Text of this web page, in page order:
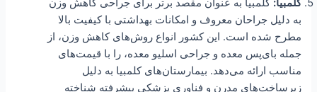
کلمبیا: کلمبیا به عنوان مقصد برتر برای جراحی کاهش وزن
به دلیل جراحان معروف و امکانات بهداشتی با کیفیت بالا
مطرح شده است. این کشور انواع روش‌های کاهش وزن، از
جمله بای‌پس معده و جراحی اسلیو معده، را با قیمت‌های
مناسب ارائه می‌دهد. بیمارستان‌های کلمبیا به دلیل
زیرساخت‌های مدرن و فناوری پزشکی پیشرفته شناخته